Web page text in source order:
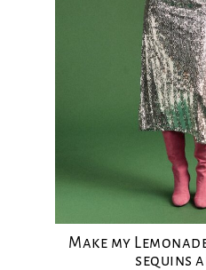
Make my
sequins